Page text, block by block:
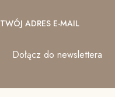
TWÓJ ADRES E-MAIL
Dołącz do newslettera